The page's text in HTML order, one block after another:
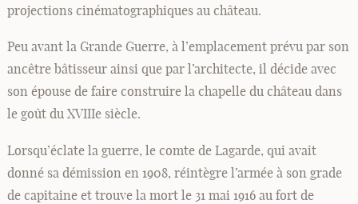
projections cinématographiques au château.
Peu avant la Grande Guerre, à l’emplacement prévu par son
ancêtre bâtisseur ainsi que par l’architecte, il décide avec
son épouse de faire construire la chapelle du château dans
le goût du XVIIIe siècle.
Lorsqu’éclate la guerre, le comte de Lagarde, qui avait
donné sa démission en 1908, réintègre l’armée à son grade
de capitaine et trouve la mort le 31 mai 1916 au fort de